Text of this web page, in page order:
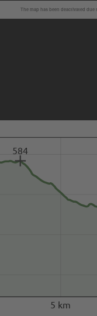
The map has been deactivated
5 km
584